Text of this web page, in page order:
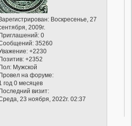
: Воскресенье, 27
2009г.
0
35260
+2230
+2352
Мужской
на форуме:
год 0 месяцев
визит:
23 ноября, 2022г. 02:37